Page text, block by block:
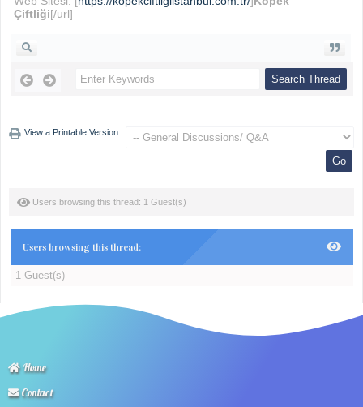
Çiftliği[/url]
View a Printable Version
Users browsing this thread: 1 Guest(s)
Users browsing this thread:
1 Guest(s)
Home
Contact